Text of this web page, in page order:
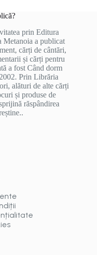
prin Editura
Metanoia a publicat
cărți de cântări,
și cărți pentru
a fost Când dorm
Prin Librăria
alături de alte cărți
și produse de
răspândirea